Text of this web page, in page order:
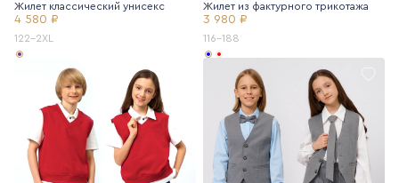
Жилет классический унисекс
4 580 ₽
122-2XL
Жилет из фактурного трикотажа
3 980 ₽
116-188